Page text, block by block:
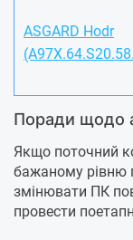
ASGARD Hodr
Поради щодо
Якщо поточний
бажаному рівню
змінювати ПК
провести